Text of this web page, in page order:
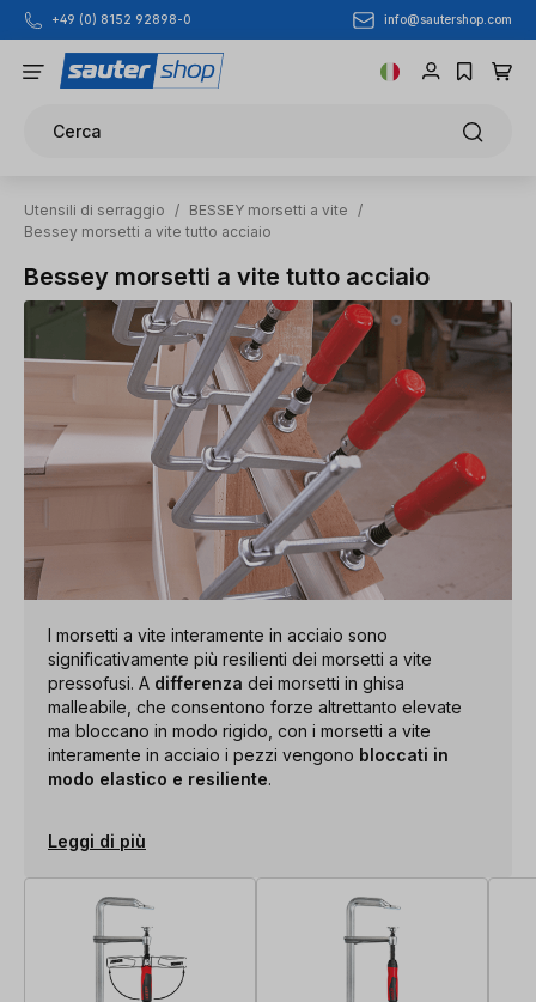
Passa al contenuto principale
+49 (0) 8152 92898-0 info@sautershop.com
Cerca
Utensili di serraggio / BESSEY morsetti a vite
/
Bessey morsetti a vite tutto acciaio
Bessey morsetti a vite tutto acciaio
I morsetti a vite interamente in acciaio sono
significativamente più resilienti dei morsetti a vite
pressofusi. A differenza dei morsetti in ghisa
malleabile, che consentono forze altrettanto elevate
ma bloccano in modo rigido, con i morsetti a vite
interamente in acciaio i pezzi vengono bloccati in
modo elastico e resiliente.
Leggi di più